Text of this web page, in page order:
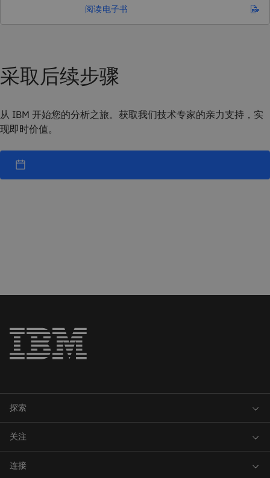
阅读电子书
采取后续步骤
从 IBM 开始您的分析之旅。获取我们技术专家的亲力支持，实
现即时价值。